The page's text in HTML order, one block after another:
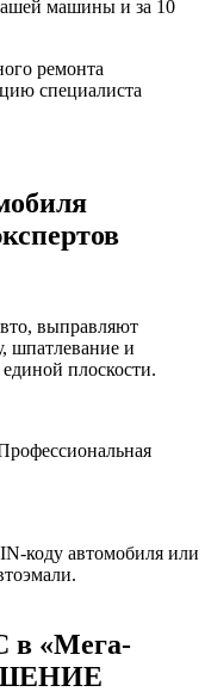
машины и за 10
ремонта
специалиста
выправляют
шпатлевание и
плоскости.
коду автомобиля или
«Мега-